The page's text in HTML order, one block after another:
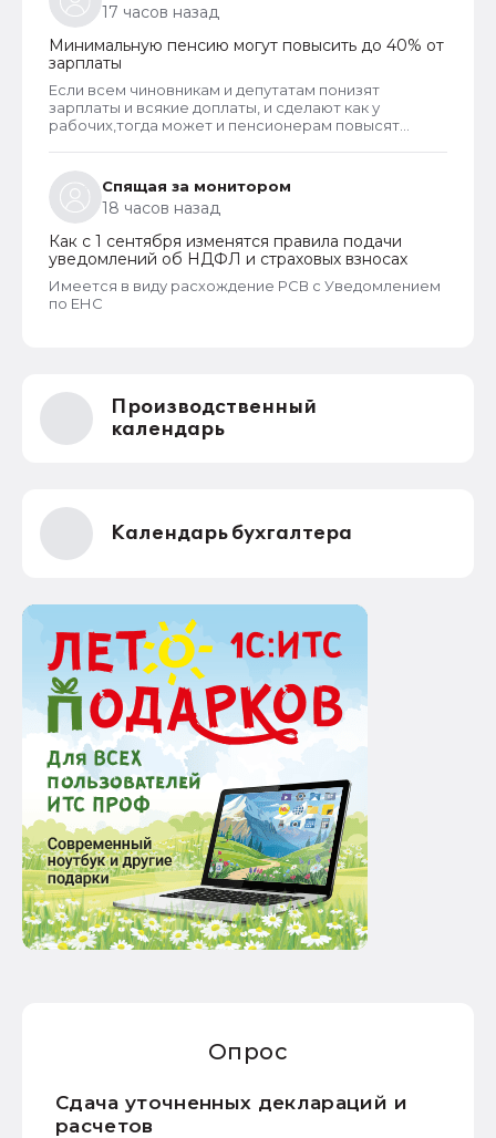
17 часов назад
Минимальную пенсию могут повысить до 40% от
зарплаты
Если всем чиновникам и депутатам понизят
зарплаты и всякие доплаты, и сделают как у
рабочих,тогда может и пенсионерам повысят
Спящая за монитором
18 часов назад
Как с 1 сентября изменятся правила подачи
уведомлений об НДФЛ и страховых взносах
Имеется в виду расхождение РСВ с Уведомлением
по ЕНС
Производственный
календарь
Календарь бухгалтера
Опрос
Сдача уточненных деклараций и
расчетов